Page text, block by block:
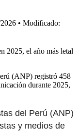
• Modificado:
(ANP) registró 458
durante 2025,
del Perú (ANP)
y medios de